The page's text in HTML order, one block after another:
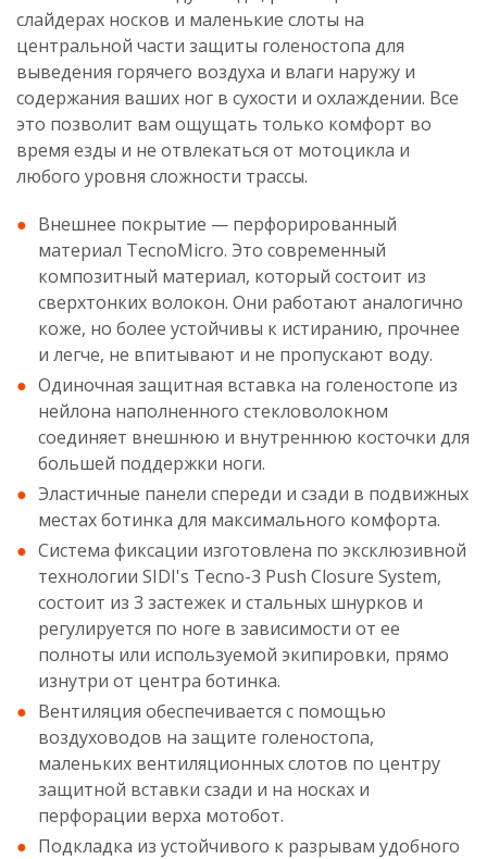
слайдерах носков и маленькие слоты на
центральной части защиты голеностопа для
выведения горячего воздуха и влаги наружу и
содержания ваших ног в сухости и охлаждении. Все
это позволит вам ощущать только комфорт во
время езды и не отвлекаться от мотоцикла и
любого уровня сложности трассы.
Внешнее покрытие — перфорированный
материал TecnoMicro. Это современный
композитный материал, который состоит из
сверхтонких волокон. Они работают аналогично
коже, но более устойчивы к истиранию, прочнее
и легче, не впитывают и не пропускают воду.
Одиночная защитная вставка на голеностопе из
нейлона наполненного стекловолокном
соединяет внешнюю и внутреннюю косточки для
большей поддержки ноги.
Эластичные панели спереди и сзади в подвижных
местах ботинка для максимального комфорта.
Система фиксации изготовлена по эксклюзивной
технологии SIDI's Tecno-3 Push Closure System,
состоит из 3 застежек и стальных шнурков и
регулируется по ноге в зависимости от ее
полноты или используемой экипировки, прямо
изнутри от центра ботинка.
Вентиляция обеспечивается с помощью
воздуховодов на защите голеностопа,
маленьких вентиляционных слотов по центру
защитной вставки сзади и на носках и
перфорации верха мотобот.
Подкладка из устойчивого к разрывам удобного